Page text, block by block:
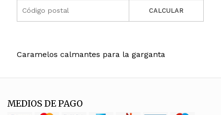
CALCULAR
Caramelos calmantes para la garganta
MEDIOS DE PAGO